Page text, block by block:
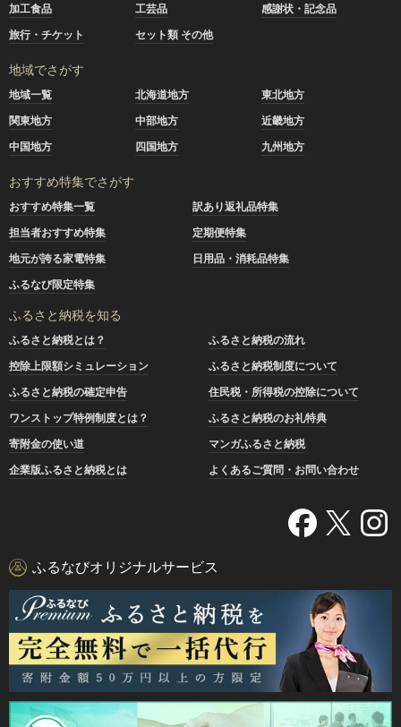
加工食品
工芸品
感謝状・記念品
旅行・チケット
セット類 その他
地域でさがす
地域一覧 北海道地方
東北地方
関東地方
中部地方
近畿地方
中国地方
四国地方 九州地方
おすすめ特集でさがす
おすすめ特集一覧
訳あり返礼品特集
担当者おすすめ特集
定期便特集
地元が誇る家電特集
日用品・消耗品特集
ふるなび限定特集
ふるさと納税を知る
ふるさと納税とは？
ふるさと納税の流れ
控除上限額シミュレーション
ふるさと納税制度について
ふるさと納税の確定申告
住民税・所得税の控除について
ワンストップ特例制度とは？
ふるさと納税のお礼特典
寄附金の使い道
マンガふるさと納税
企業版ふるさと納税とは
よくあるご質問・お問い合わせ
ふるなびオリジナルサービス